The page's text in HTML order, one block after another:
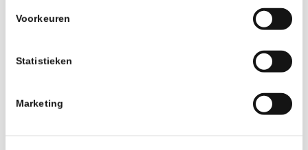
Voorkeuren
Statistieken
Marketing